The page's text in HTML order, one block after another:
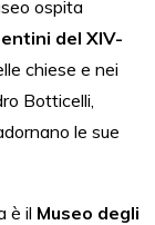
ospita
del XIV-
chiese e nei
Botticelli,
le sue
è il Museo degli